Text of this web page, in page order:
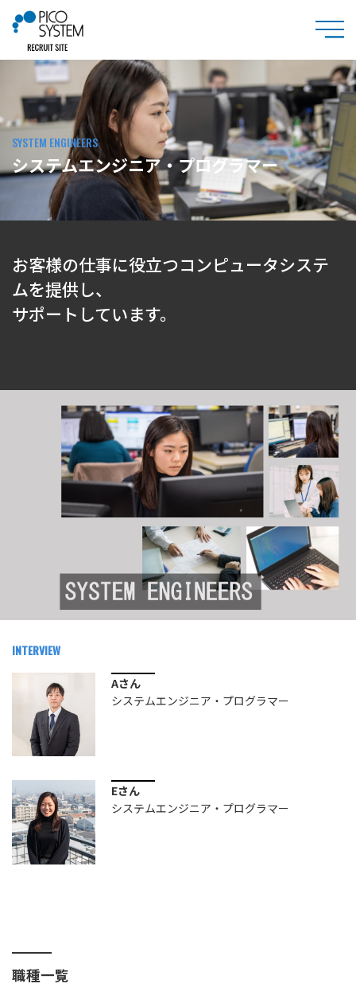
SYSTEM ENGINEERS
システムエンジニア・プログラマー
お客様の仕事に役立つコンピュータシステ
ムを提供し、
サポートしています。
INTERVIEW
Aさん
システムエンジニア・プログラマー
Eさん
システムエンジニア・プログラマー
職種一覧